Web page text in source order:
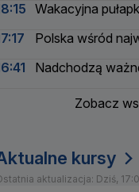
Wakacyjna
Polska wśród
Nadchodzą
Zobacz
kursy
aktualizacja: Dziś,